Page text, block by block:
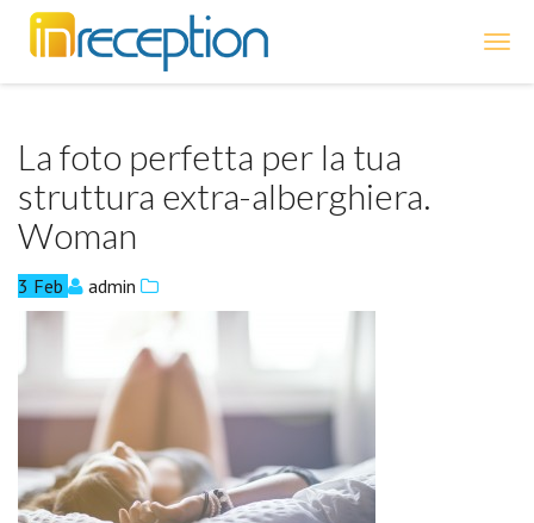
La foto perfetta per la tua
struttura extra-alberghiera.
Woman
3 Feb admin